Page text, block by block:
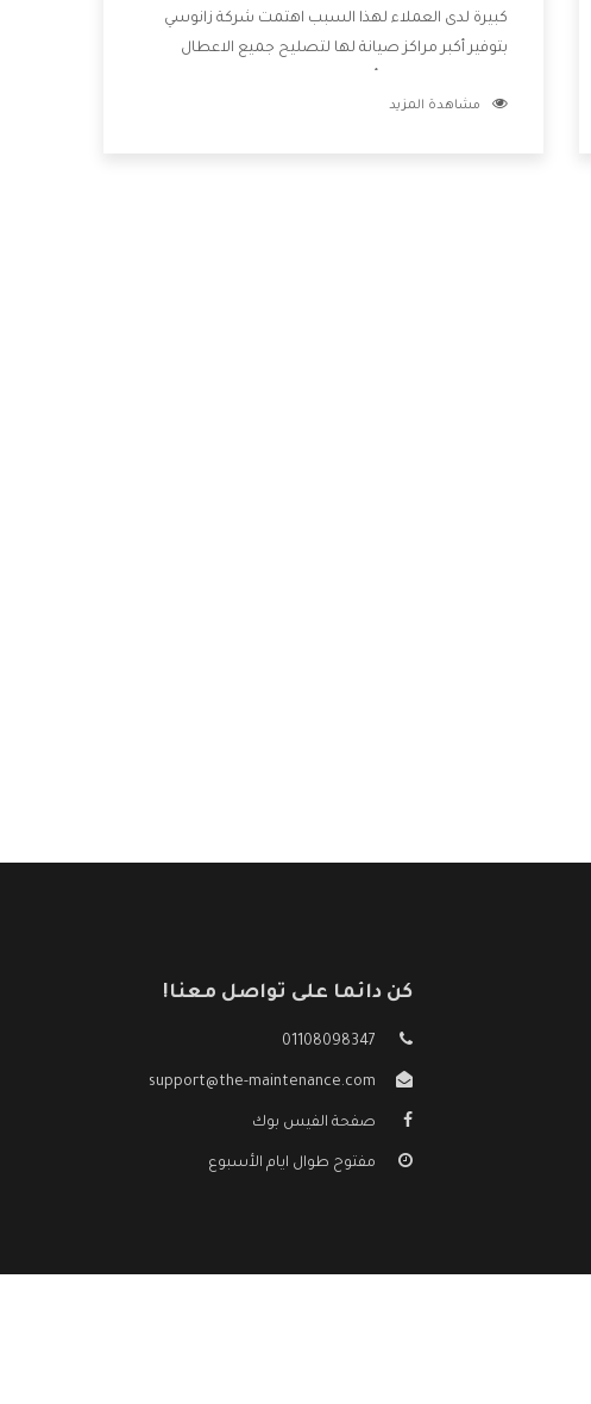
كبيرة لدى العملاء لهذا السبب اهتمت شركة زانوسي
بتوفير أكبر مراكز صيانة لها لتصليح جميع الاعطال
فنحن نقدم الافضل لكى نحافظ على مكانتنا وعلى
مشاهدة المزيد
كن دائما على تواصل معنا!
01108098347
support@the-maintenance.com
صفحة الفيس بوك
مفتوح طوال ايام الأسبوع